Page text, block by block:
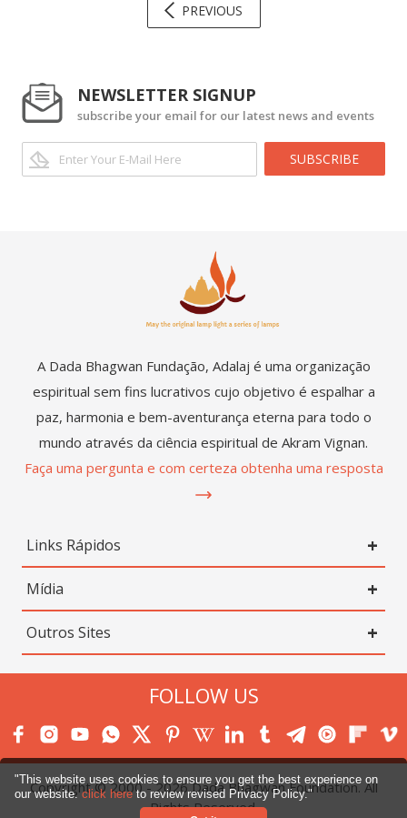
"This website uses cookies to ensure you get the best experience on
our website.click hereto review revised Privacy Policy."
PREVIOUS
NEWSLETTER SIGNUP
subscribe your email for our latest news and events
SUBSCRIBE
A Dada Bhagwan Fundação, Adalaj é uma organização
espiritual sem fins lucrativos cujo objetivo é espalhar a
paz, harmonia e bem-aventurança eterna para todo o
mundo através da ciência espiritual de Akram Vignan.
Faça uma pergunta e com certeza obtenha uma resposta
Links Rápidos
Mídia
Outros Sites
FOLLOW US
Copyright © 2000 -2026Dada Bhagwan Foundation. All
Rights Reserved.